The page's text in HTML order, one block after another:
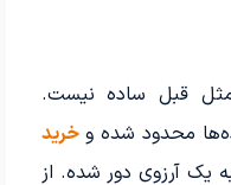
قبل ساده نیست.
محدود شده وخرید
یک آرزوی دور شده. از